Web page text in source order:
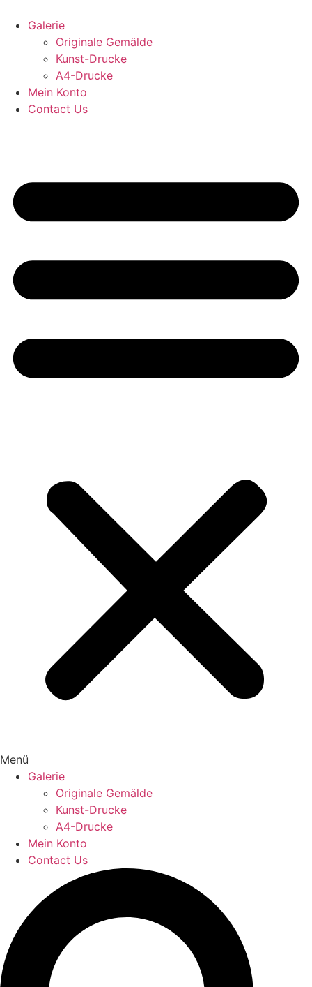
Inhalt
wechseln
Galerie
Originale Gemälde
Kunst-Drucke
A4-Drucke
Mein Konto
Contact Us
Menü
Galerie
Originale Gemälde
Kunst-Drucke
A4-Drucke
Mein Konto
Contact Us